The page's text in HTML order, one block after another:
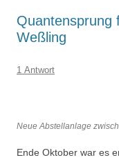
Quantensprung
Weßling
1 Antwort
Neue Abstellanlage
Ende Oktober war es